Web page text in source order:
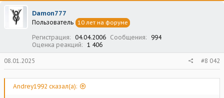
Damon777
Пользователь 10 лет на форуме
Регистрация 04.04.2006 Сообщения
994
Оценка реакций
1 406
08.01.2025 #8 042
Andrey1992 сказал(а):